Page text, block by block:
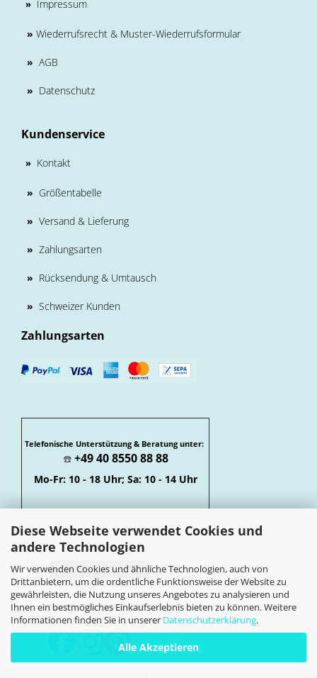
Diese Webseite verwendet Cookies und
andere Technologien
Wir verwenden Cookies und ähnliche Technologien, auch von
Drittanbietern, um die ordentliche Funktionsweise der Website zu
gewährleisten, die Nutzung unseres Angebotes zu analysieren und
Ihnen ein bestmögliches Einkaufserlebnis bieten zu können. Weitere
Informationen finden Sie in unserer Datenschutzerklärung.
Alle Akzeptieren
» Impressum
» Wiederrufsrecht & Muster-Wiederrufsformular
» AGB
» Datenschutz
Kundenservice
» Kontakt
» Größentabelle
» Versand & Lieferung
» Zahlungsarten
» Rücksendung & Umtausch
» Schweizer Kunden
Zahlungsarten
Telefonische Unterstützung & Beratung unter:
☎️ +49 40 8550 88 88
Mo-Fr: 10 - 18 Uhr; Sa: 10 - 14 Uhr
Vertrag widerrufen
Widerrufsbelehrung
Soziale Netzwerke